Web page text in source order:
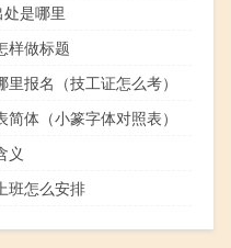
处是哪里
样做标题
报名（技工证怎么考）
体（小篆字体对照表）
义
班怎么安排